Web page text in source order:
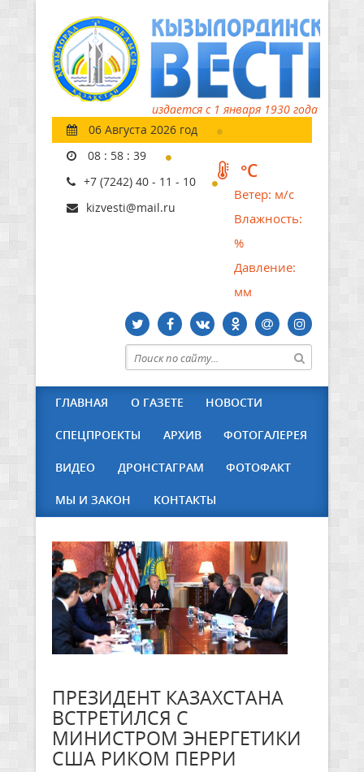
издается с 1 января 1930 года
06 Августа 2026 год
08 : 58 : 40
+7 (7242) 40 - 11 - 10
kizvesti@mail.ru
°C
Ветер: м/с
Влажность:
%
Давление:
мм
ГЛАВНАЯ О ГАЗЕТЕ НОВОСТИ
СПЕЦПРОЕКТЫ АРХИВ ФОТОГАЛЕРЕЯ
ВИДЕО ДРОНСТАГРАМ ФОТОФАКТ
МЫ И ЗАКОН КОНТАКТЫ
ПРЕЗИДЕНТ КАЗАХСТАНА
ВСТРЕТИЛСЯ С
МИНИСТРОМ ЭНЕРГЕТИКИ
США РИКОМ ПЕРРИ